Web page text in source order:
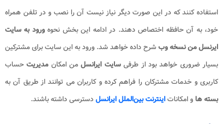
استفاده کنند که در این صورت دیگر نیاز نیست آن را نصب و در تلفن همراه
خود، به آن حافظه اختصاص دهند. در ادامه این بخش نحوهورود به سایت
ایرنسل من نسخه وبشرح داده خواهد شد. ورود به این سایت برای مشترکین
بسیار ضروری خواهد بود از طرفیسایت ایرانسلمن امکان مدیریت حساب
کاربری و خدمات مشترکان را فراهم کرده و کاربران می‌ توانند از طریق آن به
بسته‌ ها و امکاناتاینترنت بین‌الملل ایرانسلدسترسی داشته باشند.